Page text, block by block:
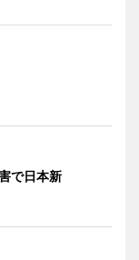
で日本新